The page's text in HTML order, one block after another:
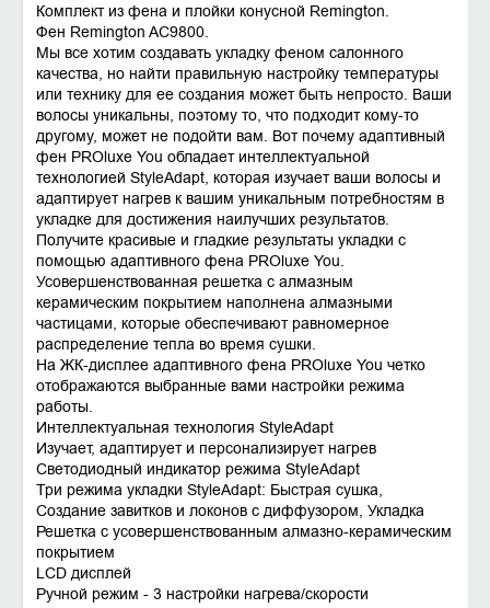
Комплект из фена и плойки конусной Remington.
Фен Remington AC9800.
Мы все хотим создавать укладку феном салонного
качества, но найти правильную настройку температуры
или технику для ее создания может быть непросто. Ваши
волосы уникальны, поэтому то, что подходит кому-то
другому, может не подойти вам. Вот почему адаптивный
фен PROluxe You обладает интеллектуальной
технологией StyleAdapt, которая изучает ваши волосы и
адаптирует нагрев к вашим уникальным потребностям в
укладке для достижения наилучших результатов.
Получите красивые и гладкие результаты укладки с
помощью адаптивного фена PROluxe You.
Усовершенствованная решетка с алмазным
керамическим покрытием наполнена алмазными
частицами, которые обеспечивают равномерное
распределение тепла во время сушки.
На ЖК-дисплее адаптивного фена PROluxe You четко
отображаются выбранные вами настройки режима
работы.
Интеллектуальная технология StyleAdapt
Изучает, адаптирует и персонализирует нагрев
Светодиодный индикатор режима StyleAdapt
Три режима укладки StyleAdapt: Быстрая сушка,
Создание завитков и локонов с диффузором, Укладка
Решетка с усовершенствованным алмазно-керамическим
покрытием
LCD дисплей
Ручной режим - 3 настройки нагрева/скорости